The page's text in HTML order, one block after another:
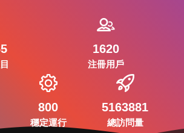
1620
注冊用戶
800
穩定運行
5163881
總訪問量